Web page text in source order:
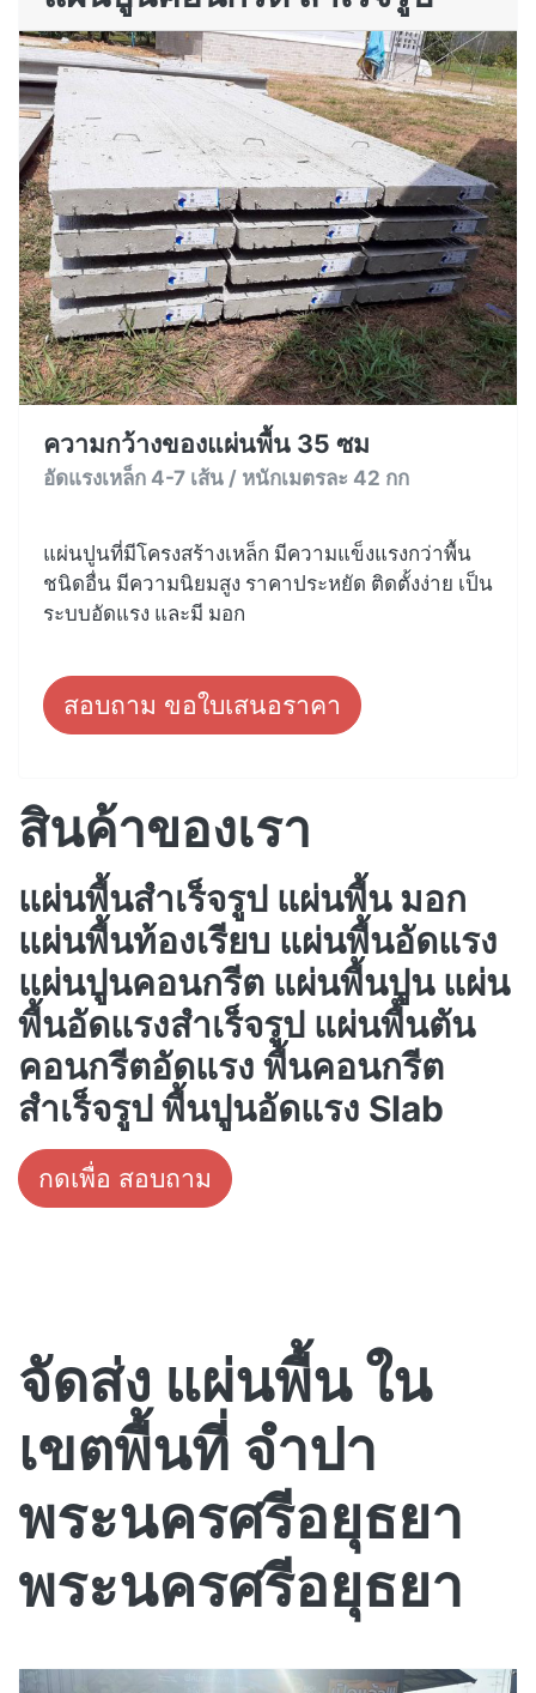
ความกว้างของแผ่นพื้น 35 ซม
อัดแรงเหล็ก 4-7 เส้น / หนักเมตรละ 42 กก
แผ่นปูนที่มีโครงสร้างเหล็ก มีความแข็งแรงกว่าพื้น
ชนิดอื่น มีความนิยมสูง ราคาประหยัด ติดตั้งง่าย เป็น
ระบบอัดแรง และมี มอก
สอบถาม ขอใบเสนอราคา
สินค้าของเรา
แผ่นพื้นสำเร็จรูป แผ่นพื้น มอก
แผ่นพื้นท้องเรียบ แผ่นพื้นอัดแรง
แผ่นปูนคอนกรีต แผ่นพื้นปูน แผ่น
พื้นอัดแรงสำเร็จรูป แผ่นพื้นตัน
คอนกรีตอัดแรง พื้นคอนกรีต
สำเร็จรูป พื้นปูนอัดแรง Slab
กดเพื่อ สอบถาม
จัดส่ง แผ่นพื้น ใน
เขตพื้นที่ จำปา
พระนครศรีอยุธยา
พระนครศรีอยุธยา